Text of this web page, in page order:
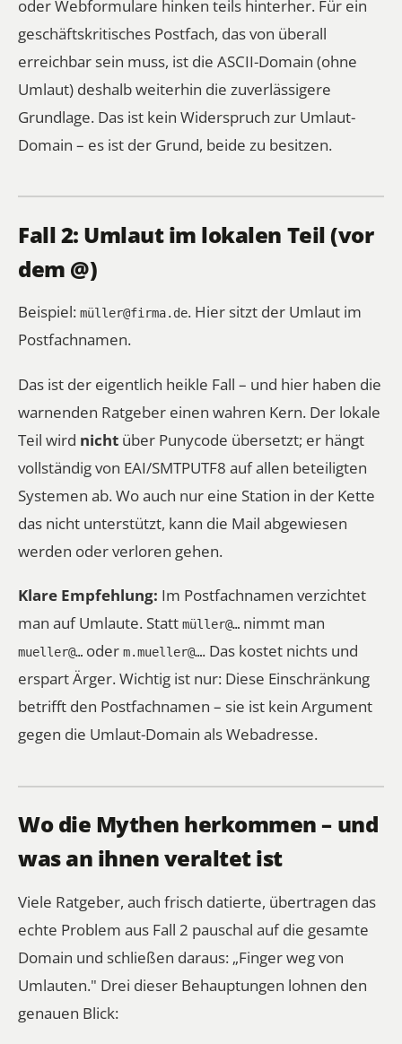
oder Webformulare hinken teils hinterher. Für ein
geschäftskritisches Postfach, das von überall
erreichbar sein muss, ist die ASCII-Domain (ohne
Umlaut) deshalb weiterhin die zuverlässigere
Grundlage. Das ist kein Widerspruch zur Umlaut-
Domain – es ist der Grund, beide zu besitzen.
Fall 2: Umlaut im lokalen Teil (vor
dem @)
Beispiel: müller@firma.de. Hier sitzt der Umlaut im
Postfachnamen.
Das ist der eigentlich heikle Fall – und hier haben die
warnenden Ratgeber einen wahren Kern. Der lokale
Teil wird nicht über Punycode übersetzt; er hängt
vollständig von EAI/SMTPUTF8 auf allen beteiligten
Systemen ab. Wo auch nur eine Station in der Kette
das nicht unterstützt, kann die Mail abgewiesen
werden oder verloren gehen.
Klare Empfehlung: Im Postfachnamen verzichtet
man auf Umlaute. Statt müller@… nimmt man
mueller@… oder m.mueller@…. Das kostet nichts und
erspart Ärger. Wichtig ist nur: Diese Einschränkung
betrifft den Postfachnamen – sie ist kein Argument
gegen die Umlaut-Domain als Webadresse.
Wo die Mythen herkommen – und
was an ihnen veraltet ist
Viele Ratgeber, auch frisch datierte, übertragen das
echte Problem aus Fall 2 pauschal auf die gesamte
Domain und schließen daraus: „Finger weg von
Umlauten." Drei dieser Behauptungen lohnen den
genauen Blick: